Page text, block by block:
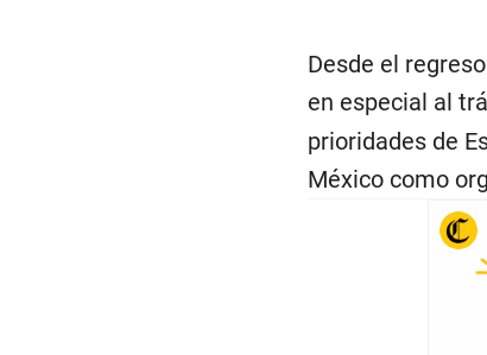
Desde el
en especial al
prioridades de
México como